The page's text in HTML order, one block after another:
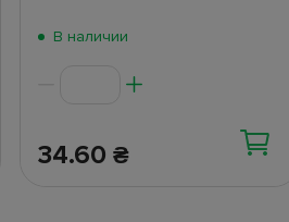
В наличии
34.60 ₴